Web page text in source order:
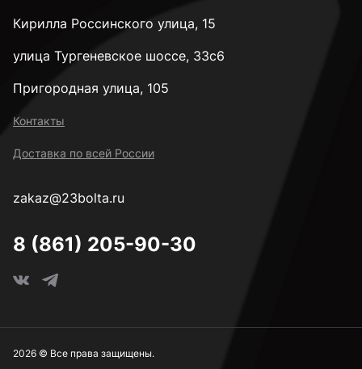
Кирилла Россинского улица, 15
улица Тургеневское шоссе, 33с6
Пригородная улица, 105
Контакты
Доставка по всей России
zakaz@23bolta.ru
8 (861) 205-90-30
2026 © Все права защищены.